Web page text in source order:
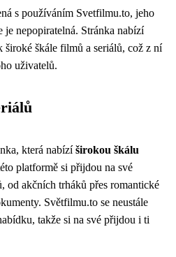
s používáním Svetfilmu.to, jeho
je nepopiratelná. Stránka nabízí
široké škále filmů a seriálů, což z ní
uživatelů.
která nabízíširokou škálu
platformě si přijdou na své
od akčních trháků přes romantické
Světfilmu.to se neustále
takže si na své přijdou i ti